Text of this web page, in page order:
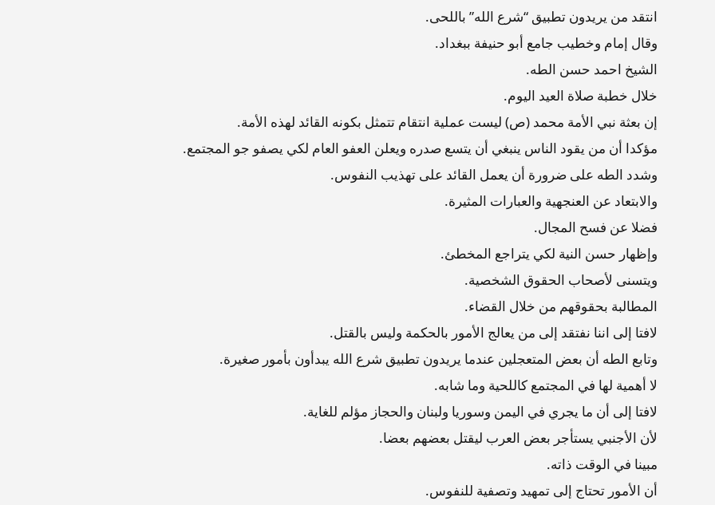
انتقد من يريدون تطبيق “شرع الله” باللحى.
وقال إمام وخطيب جامع أبو حنيفة ببغداد.
الشيخ احمد حسن الطه.
خلال خطبة صلاة العيد اليوم.
إن بعثة نبي الأمة محمد (ص) ليست عملية انتقام تتمثل بكونه القائد لهذه الأمة.
مؤكدا أن من يقود الناس ينبغي أن يتسع صدره ويعلن العفو العام لكي يصفو جو المجتمع.
وشدد الطه على ضرورة أن يعمل القائد على تهذيب النفوس.
والابتعاد عن العنجهية والعبارات المثيرة.
فضلا عن فسح المجال.
وإظهار حسن النية لكي يتراجع المخطئ.
ويتسنى لأصحاب الحقوق الشخصية.
المطالبة بحقوقهم من خلال القضاء.
لافتا إلى اننا نفتقد إلى من يعالج الأمور بالحكمة وليس بالقتل.
وتابع الطه أن بعض المتعجلين عندما يريدون تطبيق شرع الله يبدأون بأمور صغيرة.
لا أهمية لها في المجتمع كاللحية وما شابه.
لافتا إلى أن ما يجري في اليمن وسوريا ولبنان والحجاز مؤلم للغاية.
لأن الأجنبي يستأجر بعض العرب ليقتل بعضهم بعضا.
مبينا في الوقت ذاته.
أن الأمور تحتاج إلى تمهيد وتصفية للنفوس.